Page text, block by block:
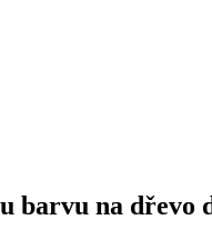
barvu na dřevo